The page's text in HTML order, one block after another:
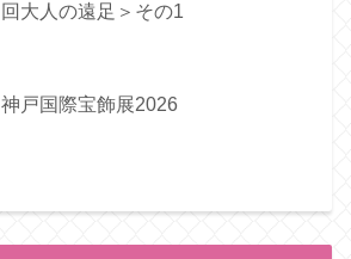
回大人の遠足＞その1
神戸国際宝飾展2026